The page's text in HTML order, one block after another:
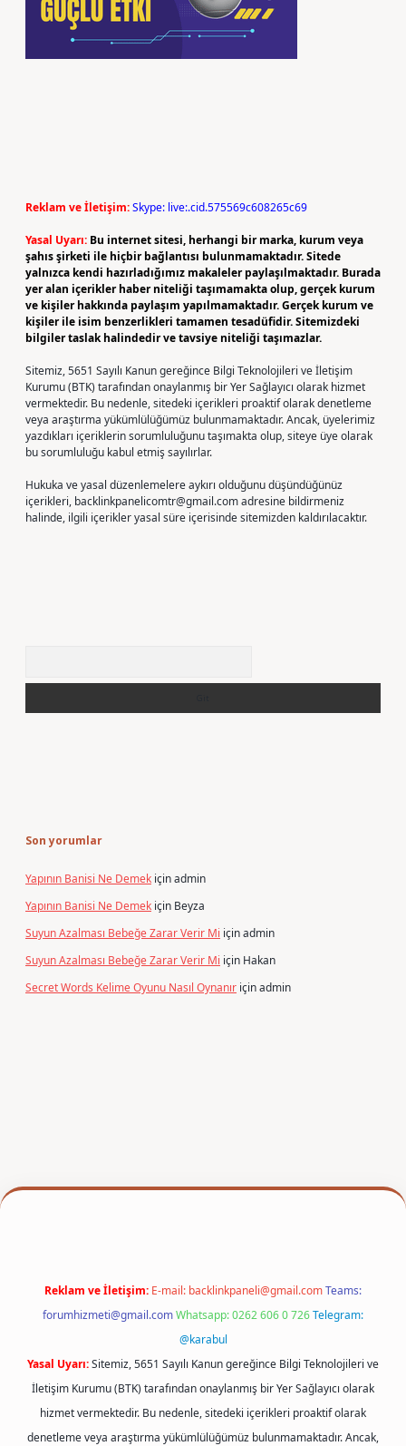
Reklam ve İletişim:Skype: live:.cid.575569c608265c69
Yasal Uyarı: Bu internet sitesi, herhangi bir marka, kurum veya
şahıs şirketi ile hiçbir bağlantısı bulunmamaktadır. Sitede
yalnızca kendi hazırladığımız makaleler paylaşılmaktadır. Burada
yer alan içerikler haber niteliği taşımamakta olup, gerçek kurum
ve kişiler hakkında paylaşım yapılmamaktadır. Gerçek kurum ve
kişiler ile isim benzerlikleri tamamen tesadüfidir. Sitemizdeki
bilgiler taslak halindedir ve tavsiye niteliği taşımazlar.
Sitemiz, 5651 Sayılı Kanun gereğince Bilgi Teknolojileri ve İletişim
Kurumu (BTK) tarafından onaylanmış bir Yer Sağlayıcı olarak hizmet
vermektedir. Bu nedenle, sitedeki içerikleri proaktif olarak denetleme
veya araştırma yükümlülüğümüz bulunmamaktadır. Ancak, üyelerimiz
yazdıkları içeriklerin sorumluluğunu taşımakta olup, siteye üye olarak
bu sorumluluğu kabul etmiş sayılırlar.
Hukuka ve yasal düzenlemelere aykırı olduğunu düşündüğünüz
içerikleri, backlinkpanelicomtr@gmail.comadresine bildirmeniz
halinde, ilgili içerikler yasal süre içerisinde sitemizden kaldırılacaktır.
Son yorumlar
Yapının Banisi Ne Demek içinadmin
Yapının Banisi Ne Demek için Beyza
Suyun Azalması Bebeğe Zarar Verir Mi içinadmin
Suyun Azalması Bebeğe Zarar Verir Mi için Hakan
Secret Words Kelime Oyunu Nasıl Oynanır içinadmin
Reklam ve İletişim: E-mail: backlinkpaneli@gmail.comTeams:
forumhizmeti@gmail.comWhatsapp: 0262 606 0 726Telegram:
@karabul
Yasal Uyarı:Sitemiz, 5651 Sayılı Kanun gereğince Bilgi Teknolojileri ve
İletişim Kurumu (BTK) tarafından onaylanmış bir Yer Sağlayıcı olarak
hizmet vermektedir. Bu nedenle, sitedeki içerikleri proaktif olarak
denetleme veya araştırma yükümlülüğümüz bulunmamaktadır. Ancak,